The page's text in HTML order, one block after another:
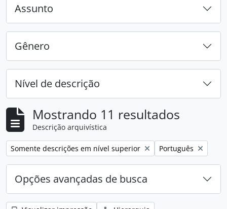
Assunto
Gênero
Nível de descrição
Mostrando 11 resultados
Descrição arquivística
Remover filtro:
Somente descrições em nível superior Remover filtro:
Português
Opções avançadas de busca